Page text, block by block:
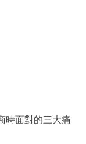
時面對的三大痛